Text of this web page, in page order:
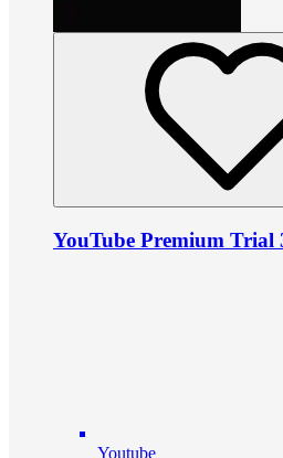
YouTube Premium Trial
Youtube